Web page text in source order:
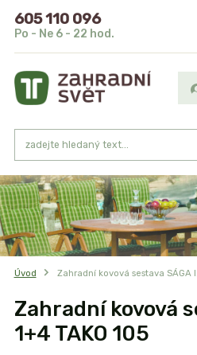
605 110 096
Po - Ne 6 - 22 hod.
Úvod Zahradní kovová sestava SÁGA
Zahradní kovová
1+4 TAKO 105